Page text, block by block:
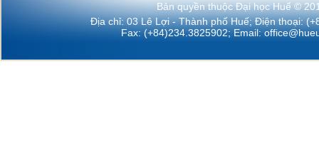
Bản quyền thuộc Đại học Huế ©
Địa chỉ: 03 Lê Lợi - Thành phố Huế; Điện thoại:
Fax: (+84)234.3825902; Email: